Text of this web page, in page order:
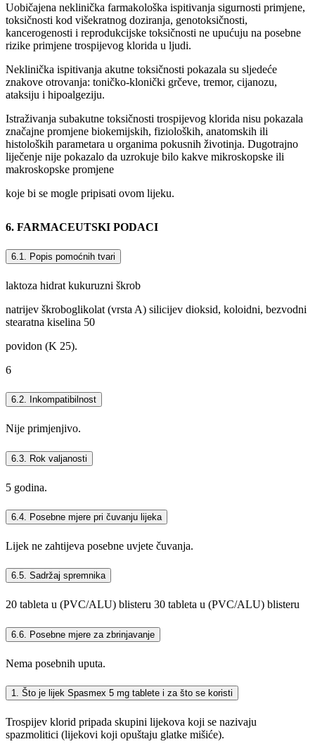
Uobičajena neklinička farmakološka ispitivanja sigurnosti primjene,
toksičnosti kod višekratnog doziranja, genotoksičnosti,
kancerogenosti i reprodukcijske toksičnosti ne upućuju na posebne
rizike primjene trospijevog klorida u ljudi.
Neklinička ispitivanja akutne toksičnosti pokazala su sljedeće
znakove otrovanja: toničko-klonički grčeve, tremor, cijanozu,
ataksiju i hipoalgeziju.
Istraživanja subakutne toksičnosti trospijevog klorida nisu pokazala
značajne promjene biokemijskih, fizioloških, anatomskih ili
histoloških parametara u organima pokusnih životinja. Dugotrajno
liječenje nije pokazalo da uzrokuje bilo kakve mikroskopske ili
makroskopske promjene
koje bi se mogle pripisati ovom lijeku.
6. FARMACEUTSKI PODACI
6.1. Popis pomoćnih tvari
laktoza hidrat kukuruzni škrob
natrijev škroboglikolat (vrsta A) silicijev dioksid, koloidni, bezvodni
stearatna kiselina 50
povidon (K 25).
6
6.2. Inkompatibilnost
Nije primjenjivo.
6.3. Rok valjanosti
5 godina.
6.4. Posebne mjere pri čuvanju lijeka
Lijek ne zahtijeva posebne uvjete čuvanja.
6.5. Sadržaj spremnika
20 tableta u (PVC/ALU) blisteru 30 tableta u (PVC/ALU) blisteru
6.6. Posebne mjere za zbrinjavanje
Nema posebnih uputa.
1. Što je lijek Spasmex 5 mg tablete i za što se koristi
Trospijev klorid pripada skupini lijekova koji se nazivaju
spazmolitici (lijekovi koji opuštaju glatke mišiće).